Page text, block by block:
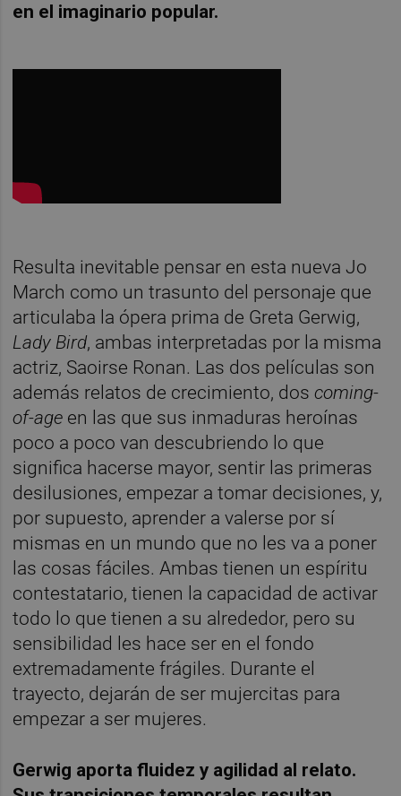
en el imaginario popular.
Resulta inevitable pensar en esta nueva Jo
March como un trasunto del personaje que
articulaba la ópera prima de Greta Gerwig,
Lady Bird, ambas interpretadas por la misma
actriz, Saoirse Ronan. Las dos películas son
además relatos de crecimiento, doscoming-
of-age en las que sus inmaduras heroínas
poco a poco van descubriendo lo que
significa hacerse mayor, sentir las primeras
desilusiones, empezar a tomar decisiones, y,
por supuesto, aprender a valerse por sí
mismas en un mundo que no les va a poner
las cosas fáciles. Ambas tienen un espíritu
contestatario, tienen la capacidad de activar
todo lo que tienen a su alrededor, pero su
sensibilidad les hace ser en el fondo
extremadamente frágiles. Durante el
trayecto, dejarán de ser mujercitas para
empezar a ser mujeres.
Gerwig aporta fluidez y agilidad al relato.